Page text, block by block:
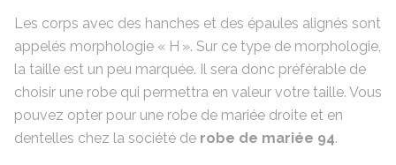
Les corps avec des hanches et des épaules alignés sont
appelés morphologie « H ». Sur ce type de morphologie,
la taille est un peu marquée. Il sera donc préférable de
choisir une robe qui permettra en valeur votre taille. Vous
pouvez opter pour une robe de mariée droite et en
dentelles chez la société de robe de mariée 94.